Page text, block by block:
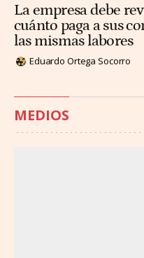
La empresa debe
cuánto paga a sus
las mismas labores
Eduardo Ortega Socorro
MEDIOS